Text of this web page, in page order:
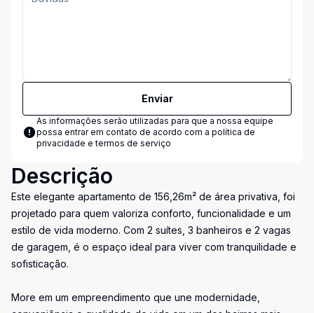
Enviar
As informações serão utilizadas para que a nossa equipe
possa entrar em contato de acordo com a política de
privacidade e termos de serviço
Descrição
Este elegante apartamento de 156,26m² de área privativa, foi
projetado para quem valoriza conforto, funcionalidade e um
estilo de vida moderno. Com 2 suítes, 3 banheiros e 2 vagas
de garagem, é o espaço ideal para viver com tranquilidade e
sofisticação.
More em um empreendimento que une modernidade,